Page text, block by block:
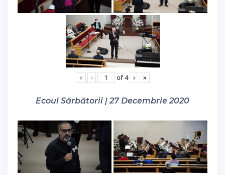
« ‹ of 4 › »
Ecoul Sărbătorii | 27 Decembrie 2020